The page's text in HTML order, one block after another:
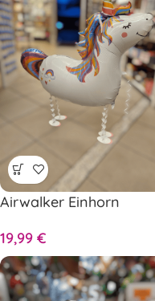
Airwalker Einhorn
19,99 €